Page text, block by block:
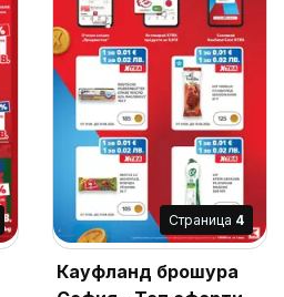
Cтраница 4
Кауфланд брошура